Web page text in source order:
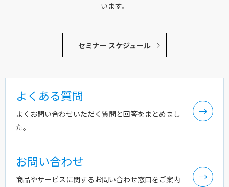
います。
セミナー スケジュール
よくある質問
よくお問い合わせいただく質問と回答をまとめまし
た。
お問い合わせ
商品やサービスに関するお問い合わせ窓口をご案内